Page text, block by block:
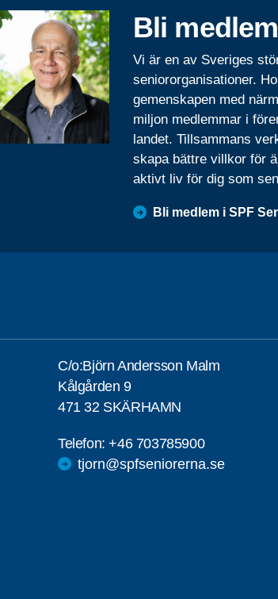
Bli medlem
Vi är en av Sveriges
seniororganisationer.
gemenskapen med
miljon medlemmar i
landet. Tillsammans
skapa bättre villkor för
aktivt liv för dig som
Bli medlem i SPF
C/o:Björn Andersson Malm
Kålgården 9
471 32 SKÄRHAMN
Telefon:+46 703785900
tjorn@spfseniorerna.se